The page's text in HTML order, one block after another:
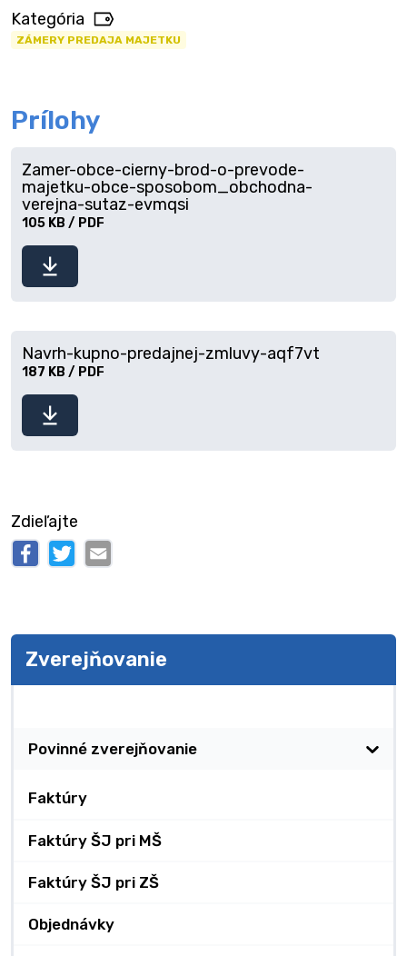
Kategória
ZÁMERY PREDAJA MAJETKU
Prílohy
Stiahnuť
súbor
Zamer-obce-cierny-brod-o-prevode-
majetku-obce-sposobom_obchodna-
verejna-sutaz-evmqsi
105 KB / PDF
Stiahnuť
súbor
Navrh-kupno-predajnej-zmluvy-aqf7vt
187 KB / PDF
Zdieľajte
Zverejňovanie
Povinné zverejňovanie
Faktúry
Faktúry ŠJ pri MŠ
Faktúry ŠJ pri ZŠ
Objednávky